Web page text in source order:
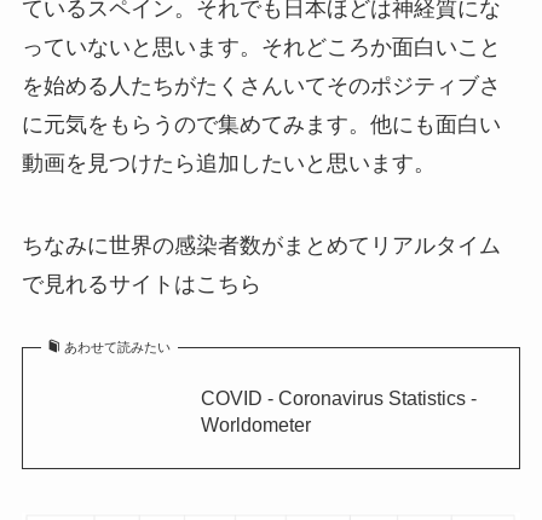
ているスペイン。それでも日本ほどは神経質にな
っていないと思います。それどころか面白いこと
を始める人たちがたくさんいてそのポジティブさ
に元気をもらうので集めてみます。他にも面白い
動画を見つけたら追加したいと思います。
ちなみに世界の感染者数がまとめてリアルタイム
で見れるサイトはこちら
あわせて読みたい
COVID - Coronavirus Statistics -
Worldometer